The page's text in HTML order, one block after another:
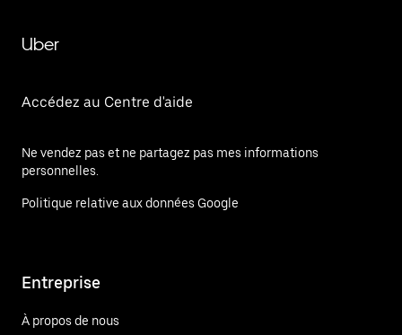
Uber
Accédez au Centre d'aide
Ne vendez pas et ne partagez pas mes informations
personnelles.
Politique relative aux données Google
Entreprise
À propos de nous